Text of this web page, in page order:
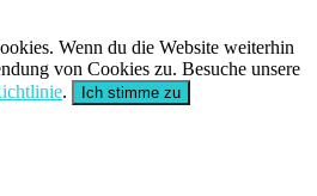
Wenn du die Website weiterhin
von Cookies zu. Besuche unsere
. Ich stimme zu